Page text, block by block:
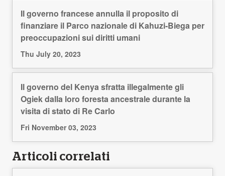
Il governo francese annulla il proposito di
finanziare il Parco nazionale di Kahuzi-Biega per
preoccupazioni sui diritti umani
Thu July 20, 2023
Il governo del Kenya sfratta illegalmente gli
Ogiek dalla loro foresta ancestrale durante la
visita di stato di Re Carlo
Fri November 03, 2023
Articoli correlati